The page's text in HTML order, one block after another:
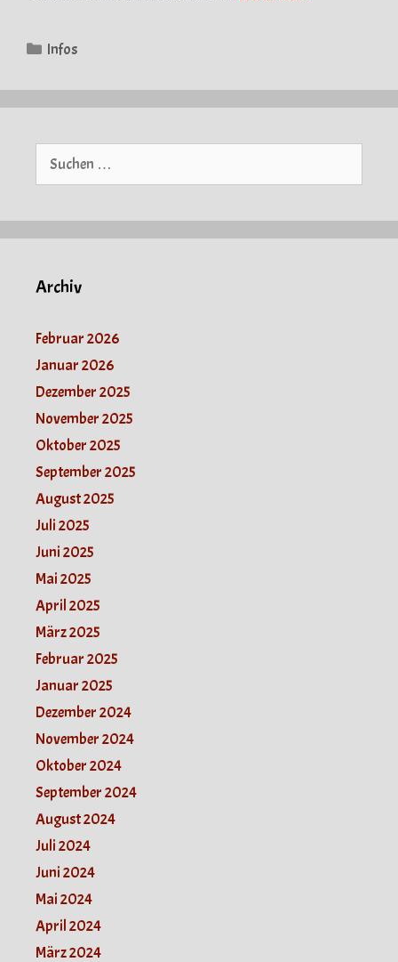
Kategorien
Infos
Suche
Archiv
Februar 2026
Januar 2026
Dezember 2025
November 2025
Oktober 2025
September 2025
August 2025
Juli 2025
Juni 2025
Mai 2025
April 2025
März 2025
Februar 2025
Januar 2025
Dezember 2024
November 2024
Oktober 2024
September 2024
August 2024
Juli 2024
Juni 2024
Mai 2024
April 2024
März 2024